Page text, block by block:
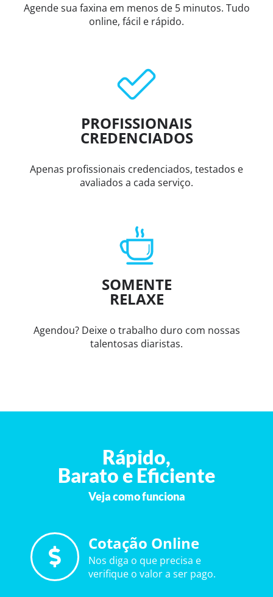
Agende sua faxina em menos de 5 minutos. Tudo
online, fácil e rápido.
PROFISSIONAIS
CREDENCIADOS
Apenas profissionais credenciados, testados e
avaliados a cada serviço.
SOMENTE
RELAXE
Agendou? Deixe o trabalho duro com nossas
talentosas diaristas.
Rápido,
Barato e Eficiente
Veja como funciona
Cotação Online
Nos diga o que precisa e
verifique o valor a ser pago.